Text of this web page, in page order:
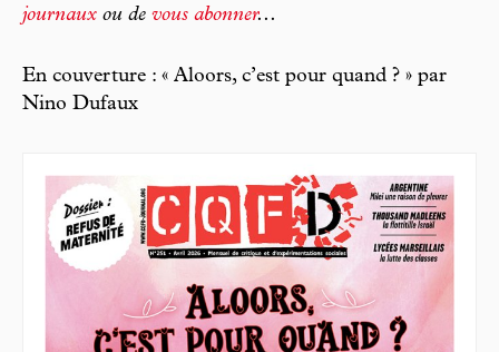
journaux ou de vous abonner...
En couverture : « Aloors, c’est pour quand ? » par
Nino Dufaux